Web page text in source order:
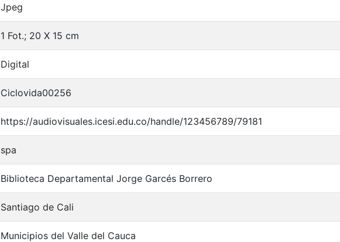
Jpeg
1 Fot.; 20 X 15 cm
Digital
Ciclovida00256
https://audiovisuales.icesi.edu.co/handle/123456789/79181
spa
Biblioteca Departamental Jorge Garcés Borrero
Santiago de Cali
Municipios del Valle del Cauca